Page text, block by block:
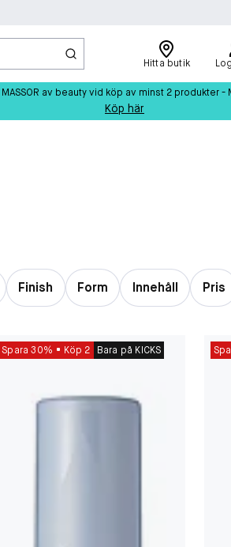
Hitta butik
av beauty vid köp av minst 2 produkter -
Köp här
Finish Form Innehåll Pris
Spara 30% Köp 2 Bara på KICKS